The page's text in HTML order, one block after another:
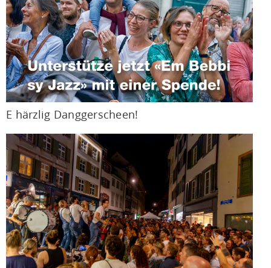
E härzlig Danggerscheen!